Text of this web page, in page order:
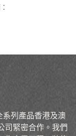
系列產品香港及澳
司緊密合作。我們